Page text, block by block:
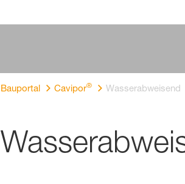
Bauportal Cavipor® Wasserabweisend